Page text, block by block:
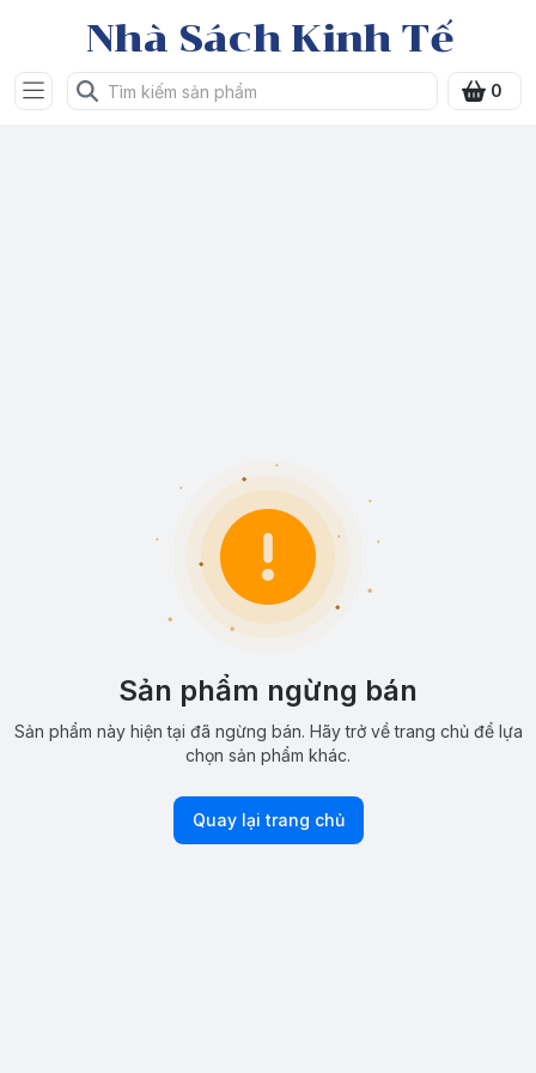
Nhà Sách Kinh Tế
0
Sản phẩm ngừng bán
Sản phẩm này hiện tại đã ngừng bán. Hãy trở về trang chủ để lựa
chọn sản phẩm khác.
Quay lại trang chủ